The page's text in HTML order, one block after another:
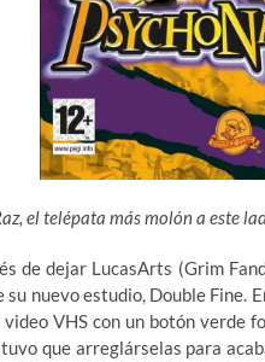
el telépata más molón a este
de dejar LucasArts (Grim
nuevo estudio, Double Fine.
VHS con un botón verde
que arreglárselas para